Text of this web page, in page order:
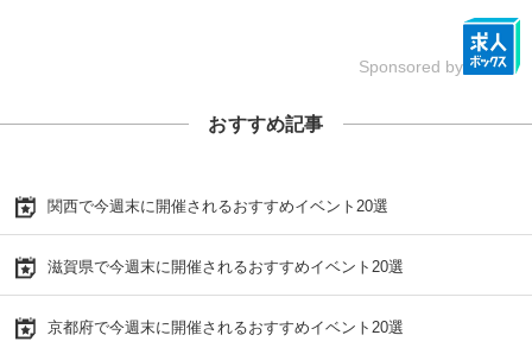
Sponsored by
おすすめ記事
関西で今週末に開催されるおすすめイベント20選
滋賀県で今週末に開催されるおすすめイベント20選
京都府で今週末に開催されるおすすめイベント20選